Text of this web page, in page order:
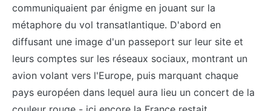
communiquaient par énigme en jouant sur la
métaphore du vol transatlantique. D'abord en
diffusant une image d'un passeport sur leur site et
leurs comptes sur les réseaux sociaux, montrant un
avion volant vers l'Europe, puis marquant chaque
pays européen dans lequel aura lieu un concert de la